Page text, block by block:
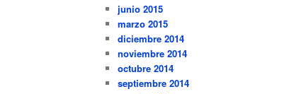
junio 2015
marzo 2015
diciembre 2014
noviembre 2014
octubre 2014
septiembre 2014